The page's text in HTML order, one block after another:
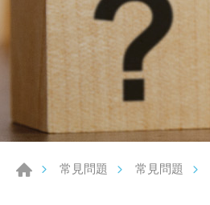
常見問題 常見問題